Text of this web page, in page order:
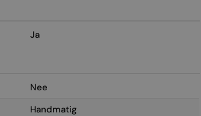
Ja
Nee
Handmatig